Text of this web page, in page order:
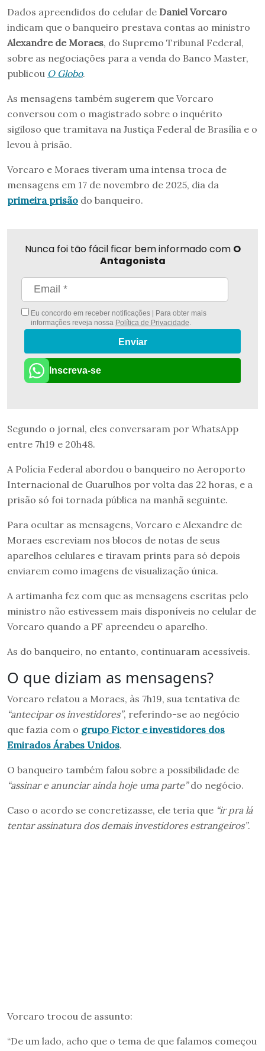
Dados apreendidos do celular de Daniel Vorcaro
indicam que o banqueiro prestava contas ao ministro
Alexandre de Moraes, do Supremo Tribunal Federal,
sobre as negociações para a venda do Banco Master,
publicou O Globo.
As mensagens também sugerem que Vorcaro
conversou com o magistrado sobre o inquérito
sigiloso que tramitava na Justiça Federal de Brasília e o
levou à prisão.
Vorcaro e Moraes tiveram uma intensa troca de
mensagens em 17 de novembro de 2025, dia da
primeira prisão do banqueiro.
Nunca foi tão fácil ficar bem informado com O
Antagonista
Eu concordo em receber notificações | Para obter mais
informações reveja nossa Política de Privacidade
Enviar
Inscreva-se
Segundo o jornal, eles conversaram por WhatsApp
entre 7h19 e 20h48.
A Polícia Federal abordou o banqueiro no Aeroporto
Internacional de Guarulhos por volta das 22 horas, e a
prisão só foi tornada pública na manhã seguinte.
Para ocultar as mensagens, Vorcaro e Alexandre de
Moraes escreviam nos blocos de notas de seus
aparelhos celulares e tiravam prints para só depois
enviarem como imagens de visualização única.
A artimanha fez com que as mensagens escritas pelo
ministro não estivessem mais disponíveis no celular de
Vorcaro quando a PF apreendeu o aparelho.
As do banqueiro, no entanto, continuaram acessíveis.
O que diziam as mensagens?
Vorcaro relatou a Moraes, às 7h19, sua tentativa de
“antecipar os investidores”, referindo-se ao negócio
que fazia com o grupo Fictor e investidores dos
Emirados Árabes Unidos.
O banqueiro também falou sobre a possibilidade de
“assinar e anunciar ainda hoje uma parte”do negócio.
Caso o acordo se concretizasse, ele teria que “ir pra lá
tentar assinatura dos demais investidores estrangeiros”.
Vorcaro trocou de assunto:
“De um lado, acho que o tema de que falamos começou